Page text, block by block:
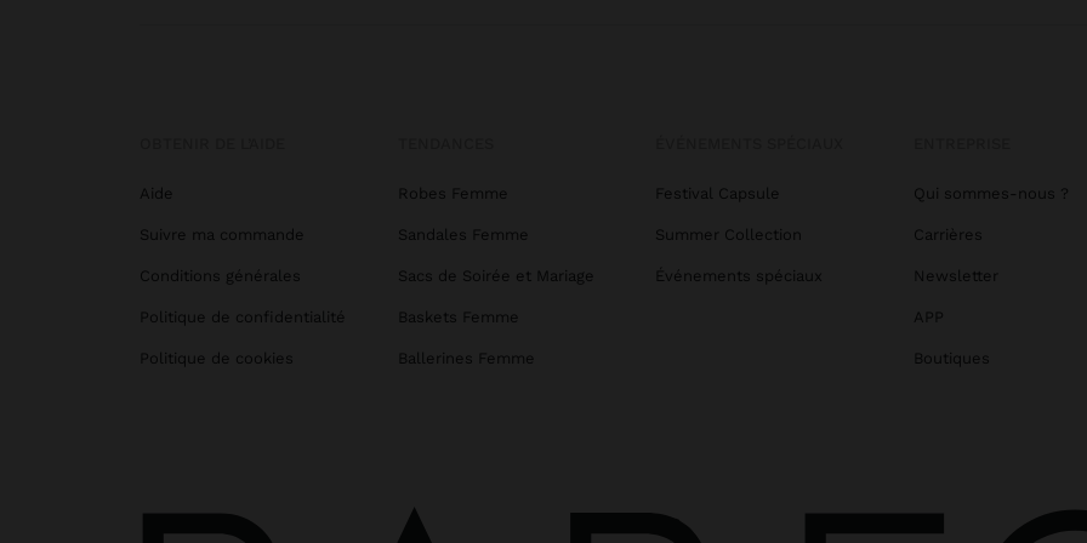
Aide
Suivre ma commande
Conditions générales
Politique de confidentialité
Politique de cookies
Robes Femme
Sandales Femme
Sacs de Soirée et Mariage
Baskets Femme
Ballerines Femme
Festival Capsule
Summer Collection
Événements spéciaux
Qui sommes-nous ?
Carrières
Newsletter
APP
Boutiques